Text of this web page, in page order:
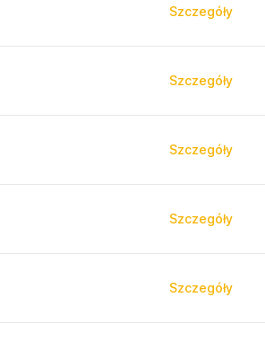
Szczegóły
Szczegóły
Szczegóły
Szczegóły
Szczegóły